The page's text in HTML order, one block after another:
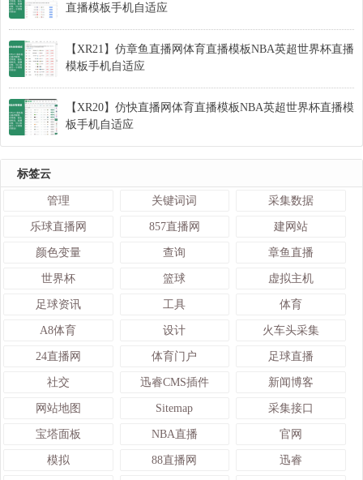
直播模板手机自适应
【XR21】仿章鱼直播网体育直播模板NBA英超世界杯直播
模板手机自适应
【XR20】仿快直播网体育直播模板NBA英超世界杯直播模
板手机自适应
标签云
管理 关键词词 采集数据
乐球直播网 857直播网 建网站
颜色变量 查询 章鱼直播
世界杯 篮球 虚拟主机
足球资讯 工具 体育
A8体育 设计 火车头采集
24直播网 体育门户 足球直播
社交 迅睿CMS插件 新闻博客
网站地图 Sitemap 采集接口
宝塔面板 NBA直播 官网
模拟 88直播网 迅睿